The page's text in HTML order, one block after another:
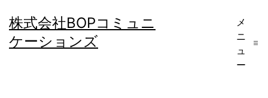
ン
テ
株式会社BOPコミュニ
ケーションズ
メ
ニ
ュ
ー